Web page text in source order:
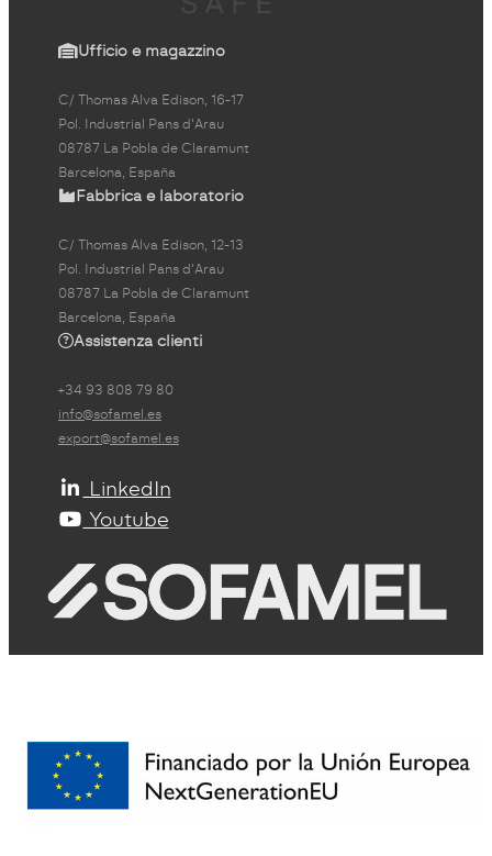
Ufficio e magazzino
C/ Thomas Alva Edison, 16-17
Pol. Industrial Pans d'Arau
08787 La Pobla de Claramunt
Barcelona, España
Fabbrica e laboratorio
C/ Thomas Alva Edison, 12-13
Pol. Industrial Pans d'Arau
08787 La Pobla de Claramunt
Barcelona, España
Assistenza clienti
+34 93 808 79 80
info@sofamel.es
export@sofamel.es
LinkedIn
Youtube